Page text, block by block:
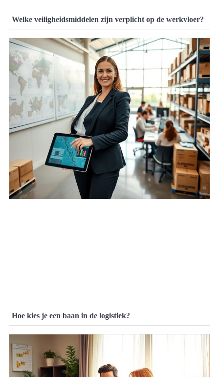
Welke veiligheidsmiddelen zijn verplicht op de werkvloer?
Hoe kies je een baan in de logistiek?